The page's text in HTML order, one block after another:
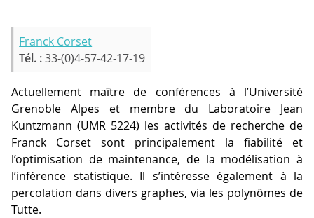
Franck Corset
Tél. :33-(0)4-57-42-17-19
Actuellement maître de conférences à l’Université
Grenoble Alpes et membre du Laboratoire Jean
Kuntzmann (UMR 5224) les activités de recherche de
Franck Corset sont principalement la fiabilité et
l’optimisation de maintenance, de la modélisation à
l’inférence statistique. Il s’intéresse également à la
percolation dans divers graphes, via les polynômes de
Tutte.